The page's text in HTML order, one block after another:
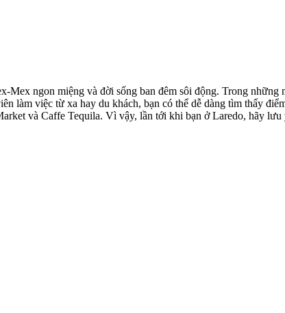
ngon miệng và đời sống ban đêm sôi động. Trong những
làm việc từ xa hay du khách, bạn có thể dễ dàng tìm thấy
và Caffe Tequila. Vì vậy, lần tới khi bạn ở Laredo, hãy